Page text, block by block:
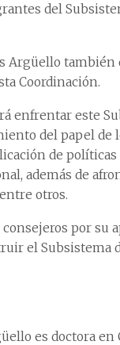
del
Argüello
Coordinación.
enfrentar este
del papel de
de
además de
otros.
por su
el Subsistema
es doctora